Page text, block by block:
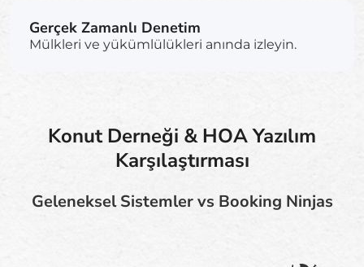
Gerçek Zamanlı Denetim
Mülkleri ve yükümlülükleri anında izleyin.
Konut Derneği & HOA Yazılım
Karşılaştırması
Geleneksel Sistemler vs Booking Ninjas